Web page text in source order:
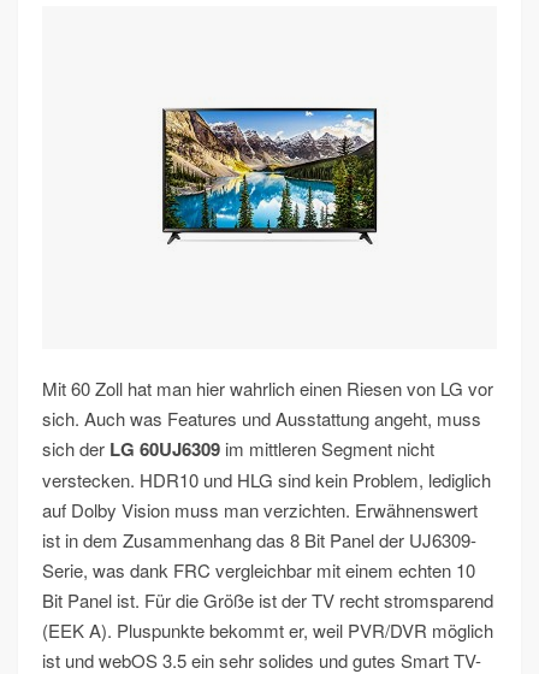
Mit 60 Zoll hat man hier wahrlich einen Riesen von LG vor
sich. Auch was Features und Ausstattung angeht, muss
sich der LG 60UJ6309 im mittleren Segment nicht
verstecken. HDR10 und HLG sind kein Problem, lediglich
auf Dolby Vision muss man verzichten. Erwähnenswert
ist in dem Zusammenhang das 8 Bit Panel der UJ6309-
Serie, was dank FRC vergleichbar mit einem echten 10
Bit Panel ist. Für die Größe ist der TV recht stromsparend
(EEK A). Pluspunkte bekommt er, weil PVR/DVR möglich
ist und webOS 3.5 ein sehr solides und gutes Smart TV-